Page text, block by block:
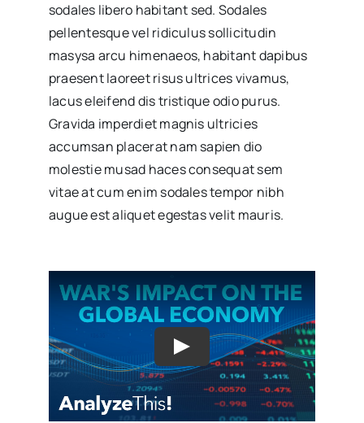
sodales libero habitant sed. Sodales
pellentesque vel ridiculus sollicitudin
masysa arcu himenaeos, habitant dapibus
praesent laoreet risus ultrices vivamus,
lacus eleifend dis tristique odio purus.
Gravida imperdiet magnis ultricies
accumsan placerat nam sapien dio
molestie musad haces consequat sem
vitae at cum enim sodales tempor nibh
augue est aliquet egestas velit mauris.
Play